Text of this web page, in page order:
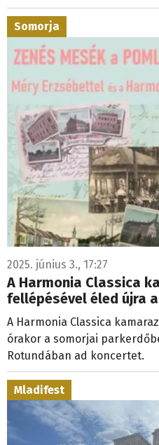
Somorja
2025. június 3., 17:27
A Harmonia Classica
fellépésével éled újra
A Harmonia Classica
órakor a somorjai
Rotundában ad koncertet.
Mladifest